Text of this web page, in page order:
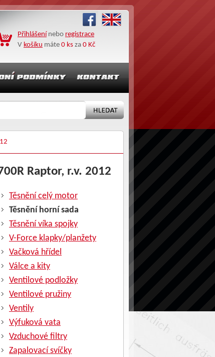
Přihlášení nebo registrace
V košíku máte 0 ks za 0 Kč
Raptor, r.v. 2012
Těsnění celý motor
Těsnění horní sada
Těsnění víka spojky
V-Force klapky/planžety
Vačková hřídel
Válce a kity
Ventilové podložky
Ventilové pružiny
Ventily
Výfuková vata
Vzduchové filtry
Zapalovací svíčky